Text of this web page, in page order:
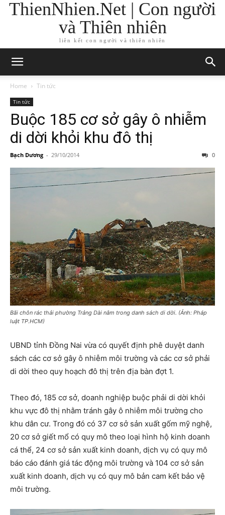
ThienNhien.Net | Con người
và Thiên nhiên
liên kết con người và thiên nhiên
Home Tin tức
Tin tức
Buộc 185 cơ sở gây ô nhiễm
di dời khỏi khu đô thị
Bạch Dương - 29/10/2014 0
Bãi chôn rác thải phường Trảng Dài nằm trong danh sách di dời. (Ảnh: Pháp
luật TP.HCM)
UBND tỉnh Đồng Nai vừa có quyết định phê duyệt danh
sách các cơ sở gây ô nhiễm môi trường và các cơ sở phải
di dời theo quy hoạch đô thị trên địa bàn đợt 1.
Theo đó, 185 cơ sở, doanh nghiệp buộc phải di dời khỏi
khu vực đô thị nhằm tránh gây ô nhiễm môi trường cho
khu dân cư. Trong đó có 37 cơ sở sản xuất gốm mỹ nghệ,
20 cơ sở giết mổ có quy mô theo loại hình hộ kinh doanh
cá thể, 24 cơ sở sản xuất kinh doanh, dịch vụ có quy mô
báo cáo đánh giá tác động môi trường và 104 cơ sở sản
xuất kinh doanh, dịch vụ có quy mô bản cam kết bảo vệ
môi trường.